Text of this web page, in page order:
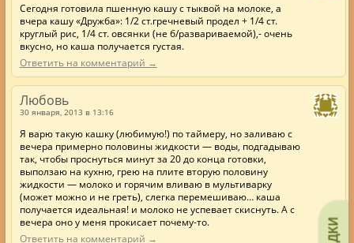
Сегодня готовила пшенную кашу с тыквой на молоке, а
вчера кашу «Дружба»: 1/2 ст.гречневый продел + 1/4 ст.
круглый рис, 1/4 ст. овсянки (не б/развариваемой),- очень
вкусно, но каша получается густая.
Ответить на комментарий →
Любовь
30 января, 2013 в 13:16
Я варю такую кашку (любимую!) по таймеру, но заливаю с
вечера примерно половины жидкости — воды, подгадываю
так, чтобы проснуться минут за 20 до конца готовки,
выползаю на кухню, грею на плите вторую половину
жидкости — молоко и горячим вливаю в мультиварку
(может можно и не греть), слегка перемешиваю… каша
получается идеальная! и молоко не успевает скиснуть. А с
вечера оно у меня прокисает почему-то.
Ответить на комментарий →